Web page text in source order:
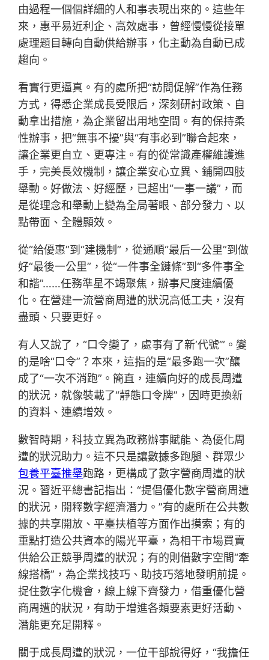
由過程一個個詳細的人和事表現出來的。這些年
來，惠平易近利企、高效處事，曾經慢慢從接單
處理題目轉向自動供給辦事，化主動為自動已成
趨向。
看實行更逼真。有的處所把“訪問促解”作為任務
方式，得悉企業成長受限后，深刻研討政策、自
動拿出措施，為企業留出用地空間。有的保持柔
性辦事，把“無事不擾”與“有事必到”聯合起來，
讓企業更自立、更專注。有的從常識產權維護進
手，完美長效機制，讓企業安心立異、鋪開四肢
舉動。好做法、好經歷，已超出“一事一議”，而
是從理念和舉動上變為全局著眼、部分發力、以
點帶面、全體顯效。
從“給優惠”到“建機制”，從通順“最后一公里”到做
好“最後一公里”，從“一件事全鏈條”到“多件事全
和諧”……任務準星不竭聚焦，辦事尺度連續優
化。在營建一流營商周遭的狀況高低工夫，沒有
盡頭、只要更好。
有人又說了，“口令變了，處事有了新‘代號’”。變
的是啥“口令”？本來，這指的是“最多跑一次”釀
成了“一次不消跑”。簡直，連續向好的成長周遭
的狀況，就像裝載了“靜態口令牌”，因時更換新
的資料、連續增效。
數智時期，科技立異為政務辦事賦能、為優化周
遭的狀況助力。這不只是讓數據多跑腿、群眾少
包養平臺推舉跑路，更構成了數字營商周遭的狀
況。習近平總書記指出：“提倡優化數字營商周遭
的狀況，開釋數字經濟潛力。”有的處所在公共數
據的共享開放、平臺扶植等方面作出摸索；有的
重點打造公共資本的陽光平臺，為相干市場買賣
供給公正競爭周遭的狀況；有的則借數字空間“牽
線搭橋”，為企業找技巧、助技巧落地發明前提。
捉住數字化機會，線上線下齊發力，借重優化營
商周遭的狀況，有助于增進各類要素更好活動、
潛能更充足開釋。
關于成長周遭的狀況，一位干部說得好，“我擔任